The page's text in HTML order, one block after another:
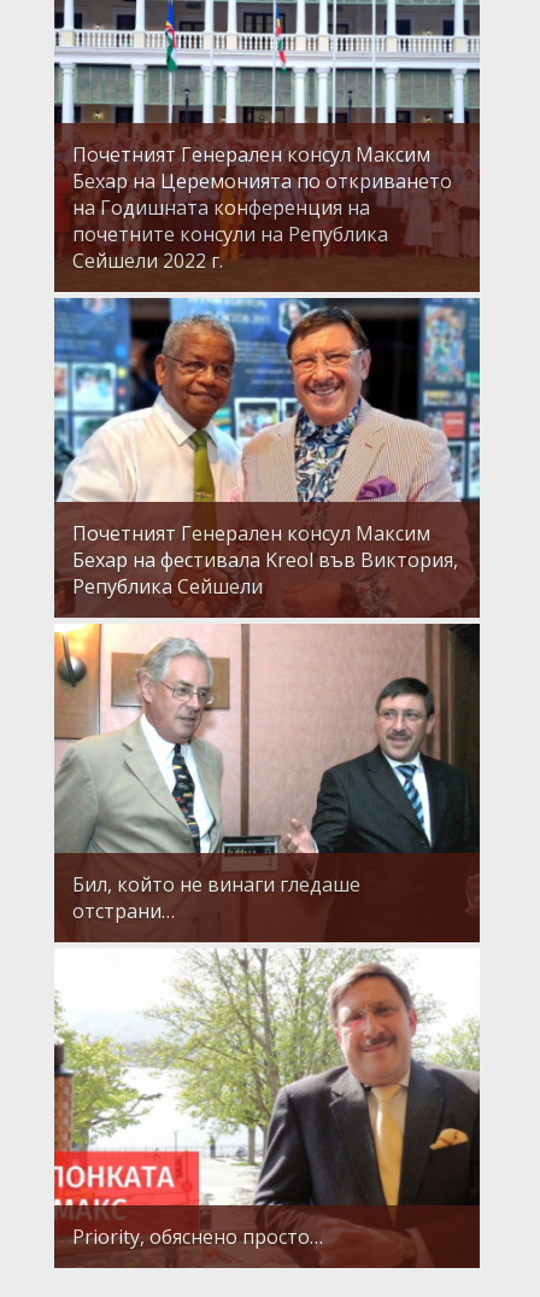
Почетният Генерален консул Максим
Бехар на Церемонията по откриването
на Годишната конференция на
почетните консули на Република
Сейшели 2022 г.
Почетният Генерален консул Максим
Бехар на фестивала Kreol във Виктория,
Република Сейшели
Бил, който не винаги гледаше
отстрани…
Priority, обяснено просто…